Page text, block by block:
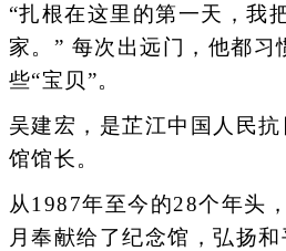
“扎根在这里的第一天，我
家。” 每次出远门，他都习
些“宝贝”。
吴建宏，是芷江中国人民
馆馆长。
从1987年至今的28个年头
月奉献给了纪念馆，弘扬